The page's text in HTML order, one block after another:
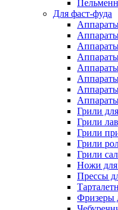
Для фаст-фуда
Грили
Грили
Грили
Грили
Грили
Ножи
Прессы
Фризеры